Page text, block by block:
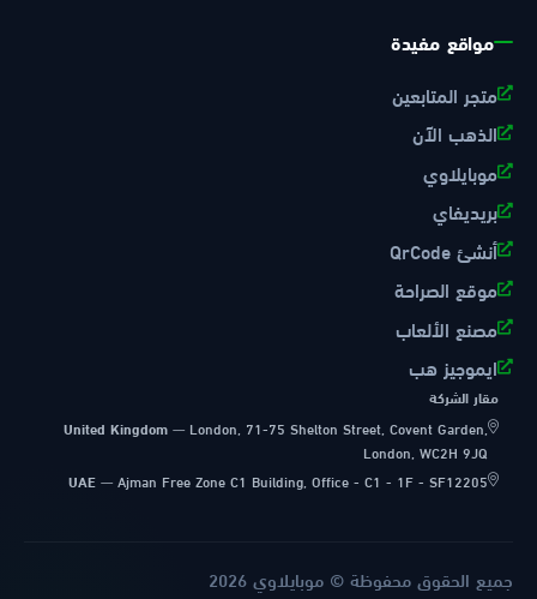
مواقع مفيدة
متجر المتابعين
الذهب الآن
موبايلاوي
بريديفاي
أنشئ QrCode
موقع الصراحة
مصنع الألعاب
ايموجيز هب
مقار الشركة
United Kingdom — London, 71-75 Shelton Street, Covent Garden,
London, WC2H 9JQ
UAE — Ajman Free Zone C1 Building, Office - C1 - 1F - SF12205
جميع الحقوق محفوظة © موبايلاوي 2026